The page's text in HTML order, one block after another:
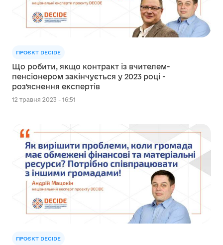
ПРОЄКТ DECIDE
Що робити, якщо контракт із вчителем-
пенсіонером закінчується у 2023 році -
роз'яснення експертів
12 травня 2023 - 16:51
ПРОЄКТ DECIDE